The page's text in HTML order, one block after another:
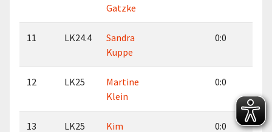
Gatzke
11 LK24.4
Sandra
Kuppe
0:0
12 LK25
Martine
Klein
0:0
13 LK25
Kim
0:0 0:0